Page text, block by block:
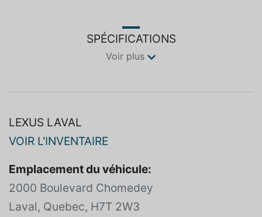
SPÉCIFICATIONS
Voir plus
LEXUS LAVAL
VOIR L'INVENTAIRE
Emplacement du véhicule:
2000 Boulevard Chomedey
Laval, Quebec, H7T 2W3